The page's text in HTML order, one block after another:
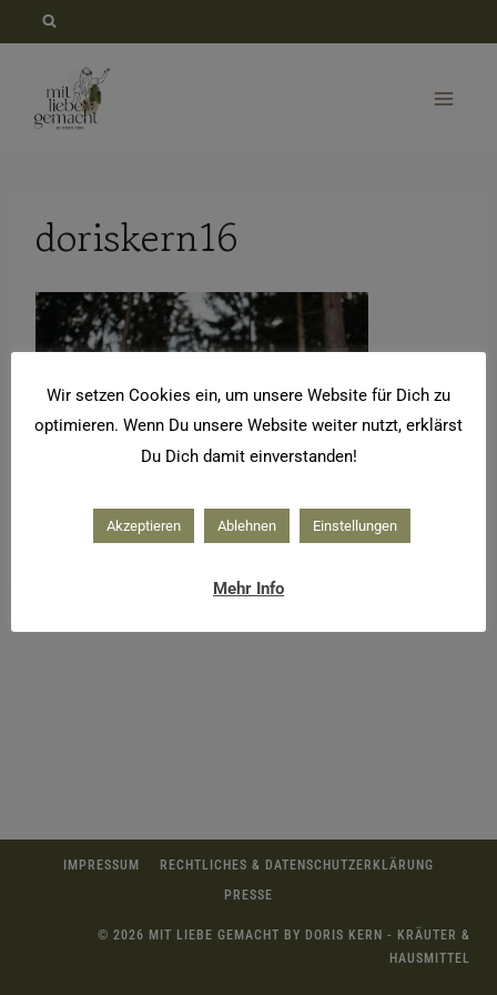
springen
doriskern16
IMPRESSUM
RECHTLICHES & DATENSCHUTZERKLÄRUNG
PRESSE
© 2026 MIT LIEBE GEMACHT BY DORIS KERN - KRÄUTER &
HAUSMITTEL
Wir setzen Cookies ein, um unsere Website für Dich zu
optimieren. Wenn Du unsere Website weiter nutzt, erklärst
Du Dich damit einverstanden!
Akzeptieren Ablehnen Einstellungen
Mehr Info